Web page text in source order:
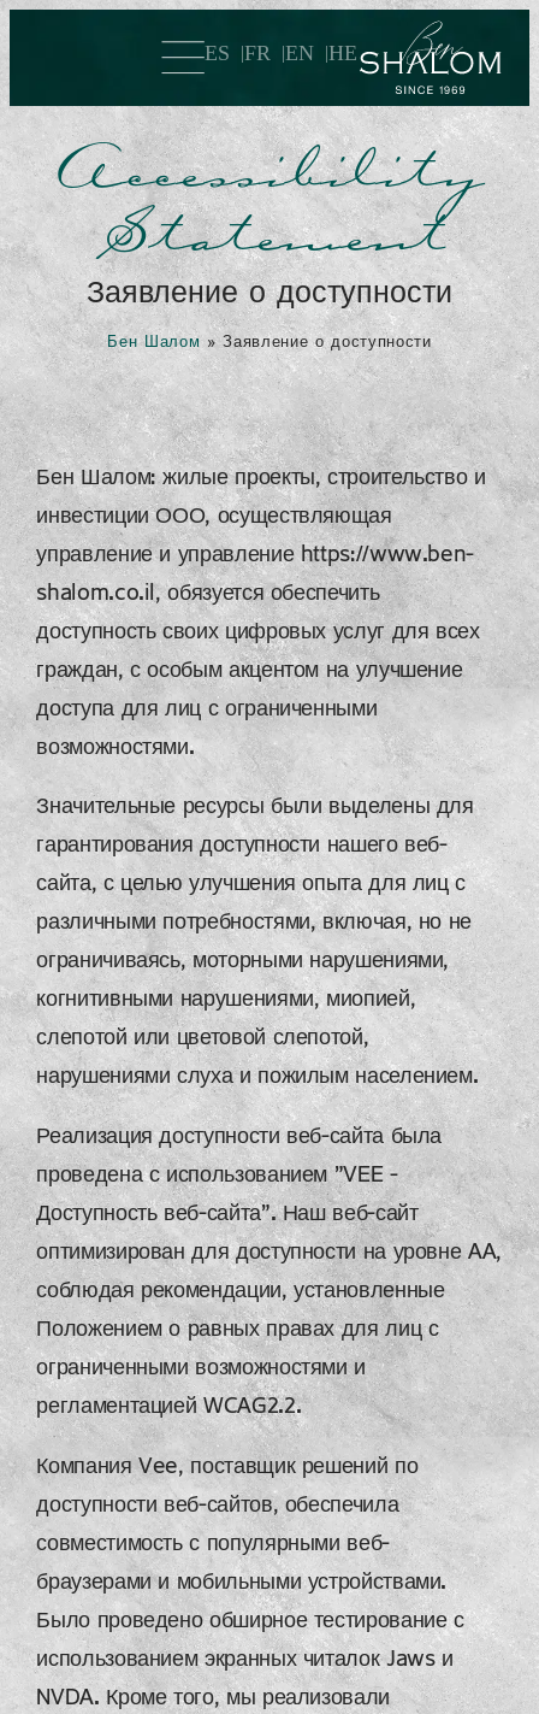
ES FR EN HE
Бен Шалом»Заявление о доступности
Accessibility
Statement
Заявление о доступности
Бен Шалом: жилые проекты, строительство и
инвестиции ООО, осуществляющая
управление и управление https://www.ben-
shalom.co.il, обязуется обеспечить
доступность своих цифровых услуг для всех
граждан, с особым акцентом на улучшение
доступа для лиц с ограниченными
возможностями.
Значительные ресурсы были выделены для
гарантирования доступности нашего веб-
сайта, с целью улучшения опыта для лиц с
различными потребностями, включая, но не
ограничиваясь, моторными нарушениями,
когнитивными нарушениями, миопией,
слепотой или цветовой слепотой,
нарушениями слуха и пожилым населением.
Реализация доступности веб-сайта была
проведена с использованием "VEE –
Доступность веб-сайта". Наш веб-сайт
оптимизирован для доступности на уровне AA,
соблюдая рекомендации, установленные
Положением о равных правах для лиц с
ограниченными возможностями и
регламентацией WCAG2.2.
Компания Vee, поставщик решений по
доступности веб-сайтов, обеспечила
совместимость с популярными веб-
браузерами и мобильными устройствами.
Было проведено обширное тестирование с
использованием экранных читалок Jaws и
NVDA. Кроме того, мы реализовали